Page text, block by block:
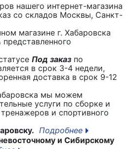
нашего интернет-магазина
со складов Москвы, Санкт-
магазине г. Хабаровска
Под заказ по
в срок 3-4 недели,
доставка в срок 9-12
мы можем
услуги по сборке и
и спортивного
Подробнее
и Сибирскому